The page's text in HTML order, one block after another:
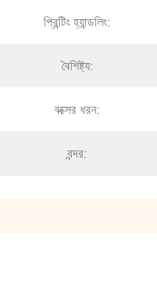
প্রিন্টিং হ্যান্ডলিং:
বৈশিষ্ট্য:
বক্সের ধরন:
বন্দর: